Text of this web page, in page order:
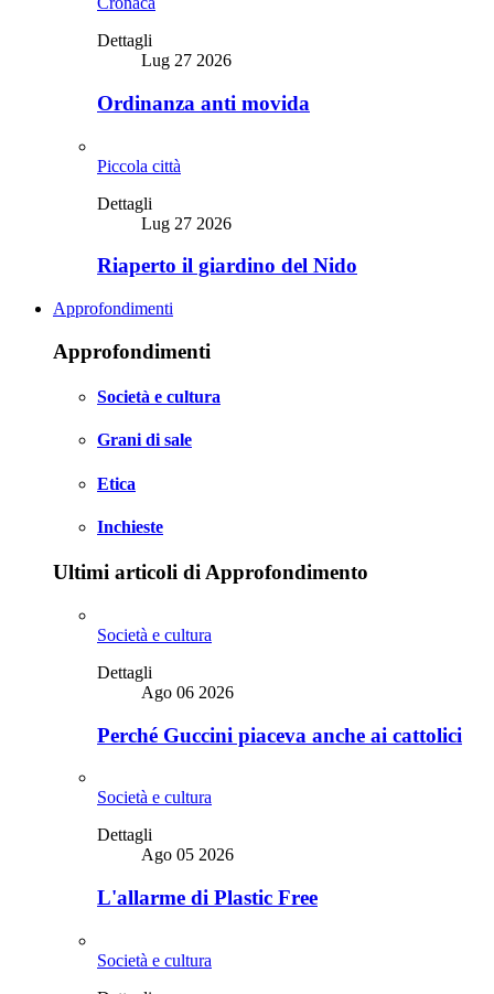
Dettagli
Lug 27 2026
Ordinanza anti movida
Piccola città
Dettagli
Lug 27 2026
Riaperto il giardino del Nido
Approfondimenti
Approfondimenti
Società e cultura
Grani di sale
Etica
Inchieste
Ultimi articoli di Approfondimento
Società e cultura
Dettagli
Ago 06 2026
Perché Guccini piaceva anche ai cattolici
Società e cultura
Dettagli
Ago 05 2026
L'allarme di Plastic Free
Società e cultura